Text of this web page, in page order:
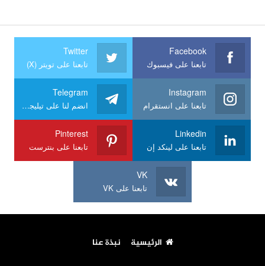
Facebook
تابعنا على فيسبوك
Twitter
تابعنا على تويتر (X)
Instagram
تابعنا على انستقرام
Telegram
انضم لنا على تيليجرام
Linkedin
تابعنا على لينكد إن
Pinterest
تابعنا على بنترست
VK
تابعنا على VK
الرئيسية نبذة عنا